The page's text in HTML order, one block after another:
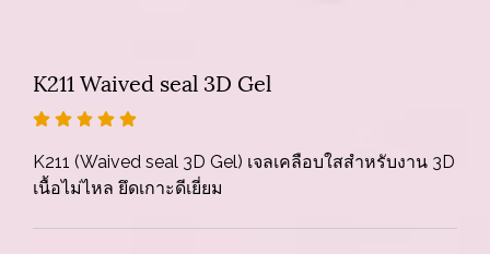
K211 Waived seal 3D Gel
K211 (Waived seal 3D Gel) เจลเคลือบใสสำหรับงาน 3D
เนื้อไม่ไหล ยึดเกาะดีเยี่ยม